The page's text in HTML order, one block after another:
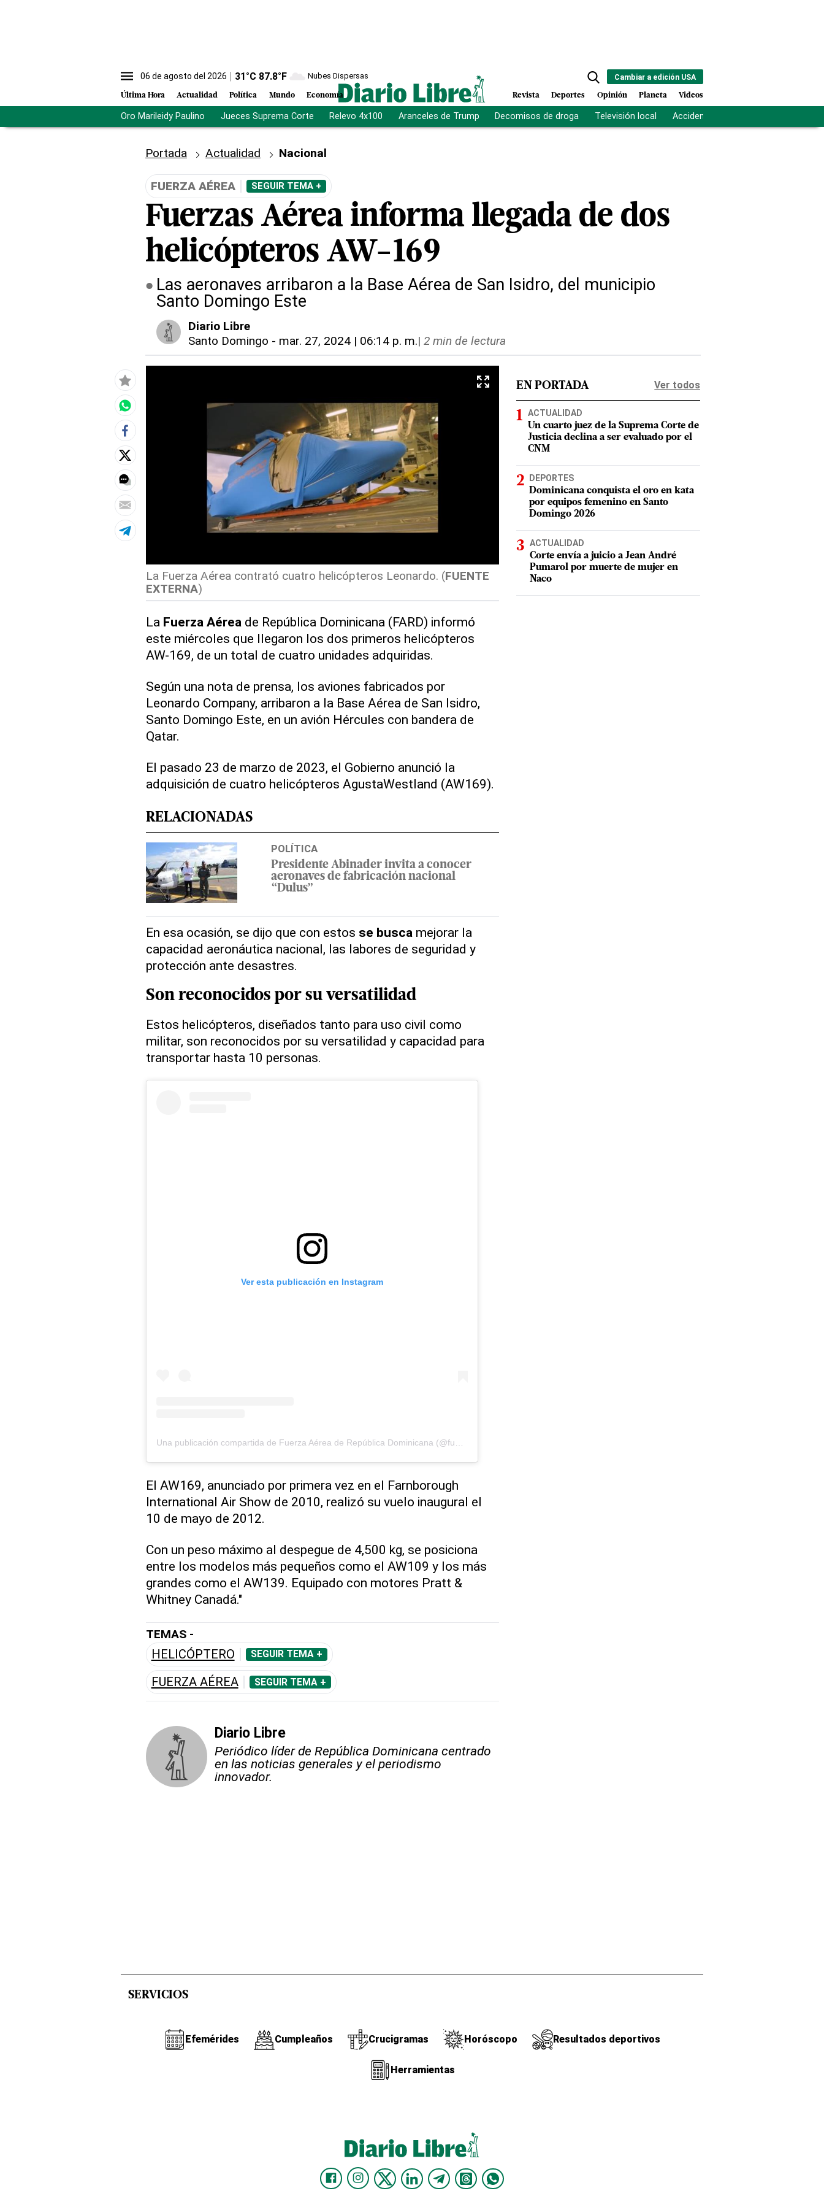
06 de agosto del 2026 31°C 87.8°F Nubes Dispersas
Última Hora Actualidad Política Mundo Economía
Cambiar a edición USA
Revista Deportes Opinión Planeta Videos
Oro Marileidy Paulino Jueces Suprema Corte Relevo 4x100 Aranceles de Trump Decomisos de droga Televisión local Accidente Los Ríos
Portada Actualidad Nacional
FUERZA AÉREA SEGUIR TEMA +
Fuerzas Aérea informa llegada de dos
helicópteros AW-169
Las aeronaves arribaron a la Base Aérea de San Isidro, del municipio
Santo Domingo Este
Diario Libre
Santo Domingo - mar. 27, 2024 | 06:14 p. m.| 2 min de lectura
La Fuerza Aérea contrató cuatro helicópteros Leonardo. (FUENTE
EXTERNA)
La Fuerza Aérea de República Dominicana (FARD) informó
este miércoles que llegaron los dos primeros helicópteros
AW-169, de un total de cuatro unidades adquiridas.
Según una nota de prensa, los aviones fabricados por
Leonardo Company, arribaron a la Base Aérea de San Isidro,
Santo Domingo Este, en un avión Hércules con bandera de
Qatar.
El pasado 23 de marzo de 2023, el Gobierno anunció la
adquisición de cuatro helicópteros AgustaWestland (AW169).
RELACIONADAS
POLÍTICA
Presidente Abinader invita a conocer
aeronaves de fabricación nacional
“Dulus”
En esa ocasión, se dijo que con estos se busca mejorar la
capacidad aeronáutica nacional, las labores de seguridad y
protección ante desastres.
Son reconocidos por su versatilidad
Estos helicópteros, diseñados tanto para uso civil como
militar, son reconocidos por su versatilidad y capacidad para
transportar hasta 10 personas.
Ver esta publicación en Instagram
El AW169, anunciado por primera vez en el Farnborough
International Air Show de 2010, realizó su vuelo inaugural el
10 de mayo de 2012.
Con un peso máximo al despegue de 4,500 kg, se posiciona
entre los modelos más pequeños como el AW109 y los más
grandes como el AW139. Equipado con motores Pratt &
Whitney Canadá."
TEMAS -
HELICÓPTERO SEGUIR TEMA +
FUERZA AÉREA SEGUIR TEMA +
Diario Libre
Periódico líder de República Dominicana centrado
en las noticias generales y el periodismo
innovador.
EN PORTADA Ver todos
ACTUALIDAD
Un cuarto juez de la Suprema Corte de
Justicia declina a ser evaluado por el
CNM
DEPORTES
Dominicana conquista el oro en kata
por equipos femenino en Santo
Domingo 2026
ACTUALIDAD
Corte envía a juicio a Jean André
Pumarol por muerte de mujer en
Naco
SERVICIOS
Efemérides Cumpleaños Crucigramas Horóscopo Resultados deportivos
Herramientas